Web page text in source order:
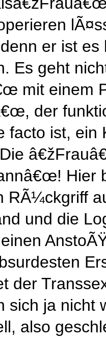
er ist es
Es geht
mit einem
der
facto ist, ein
Hier
RÃ¼ckgriff
und die
der
sich ja nicht
also